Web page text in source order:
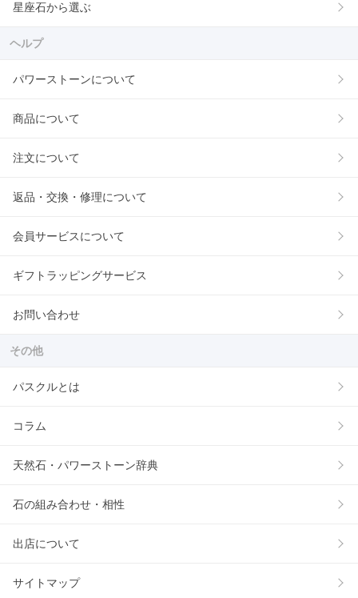
星座石から選ぶ
ヘルプ
パワーストーンについて
商品について
注文について
返品・交換・修理について
会員サービスについて
ギフトラッピングサービス
お問い合わせ
その他
パスクルとは
コラム
天然石・パワーストーン辞典
石の組み合わせ・相性
出店について
サイトマップ